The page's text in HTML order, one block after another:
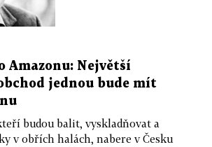
Amazonu: Největší
jednou bude mít
budou balit, vyskladňovat a
v obřích halách, nabere v Česku